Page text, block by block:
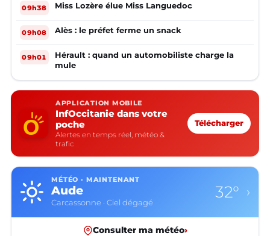
09h38 Miss Lozère élue Miss Languedoc
09h08 Alès : le préfet ferme un snack
09h01
Hérault : quand un automobiliste charge la
mule
APPLICATION MOBILE
InfOccitanie dans votre
poche
Alertes en temps réel, météo &
trafic
Télécharger
MÉTÉO · MAINTENANT
Aude
Carcassonne · Ciel dégagé
32° ›
Consulter ma météo›